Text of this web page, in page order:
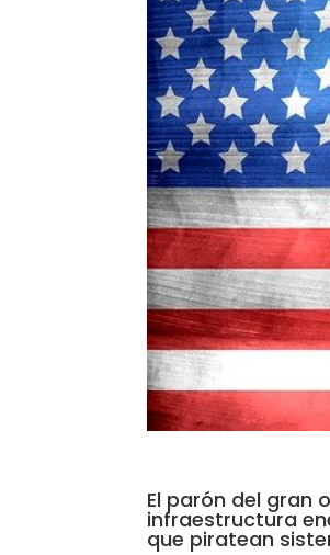
El parón del gran
infraestructura
que piratean